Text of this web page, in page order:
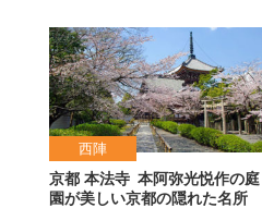
西陣
京都 本法寺 本阿弥光悦作の庭
園が美しい京都の隠れた名所